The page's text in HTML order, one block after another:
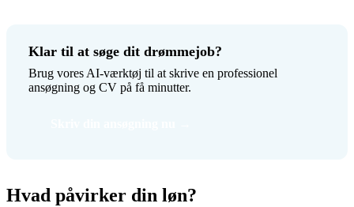
Klar til at søge dit drømmejob?
Brug vores AI-værktøj til at skrive en professionel
ansøgning og CV på få minutter.
Hvad påvirker din løn?